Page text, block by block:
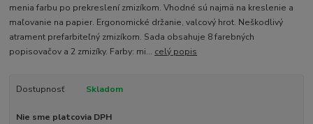
menia farbu po prekreslení zmizíkom. Vhodné sú najmä na kreslenie a
maľovanie na papier. Ergonomické držanie, valcový hrot. Neškodlivý
atrament prefarbiteľný zmizíkom. Sada obsahuje 8 farebných
popisovačov a 2 zmizíky. Farby: mi... celý popis
Dostupnosť Skladom
Nie sme platcovia DPH